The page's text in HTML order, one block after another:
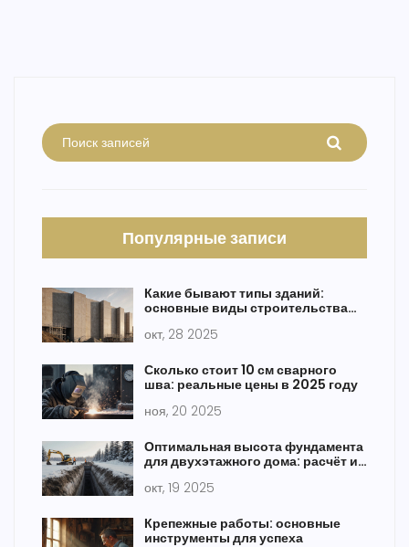
Популярные записи
Какие бывают типы зданий:
основные виды строительства
окт, 28 2025
Сколько стоит 10 см сварного
шва: реальные цены в 2025 году
ноя, 20 2025
Оптимальная высота фундамента
для двухэтажного дома: расчёт и
окт, 19 2025
Крепежные работы: основные
инструменты для успеха